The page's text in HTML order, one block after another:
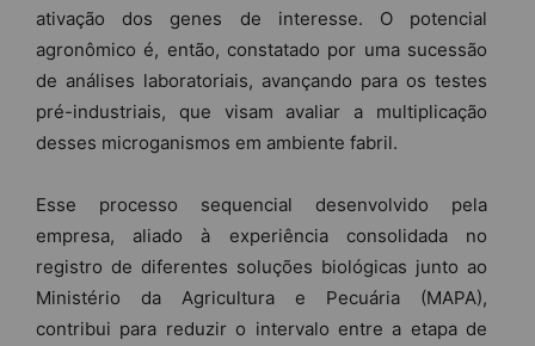
ativação dos genes de interesse. O potencial
agronômico é, então, constatado por uma sucessão
de análises laboratoriais, avançando para os testes
pré-industriais, que visam avaliar a multiplicação
desses microganismos em ambiente fabril.
Esse processo sequencial desenvolvido pela
empresa, aliado à experiência consolidada no
registro de diferentes soluções biológicas junto ao
Ministério da Agricultura e Pecuária (MAPA),
contribui para reduzir o intervalo entre a etapa de